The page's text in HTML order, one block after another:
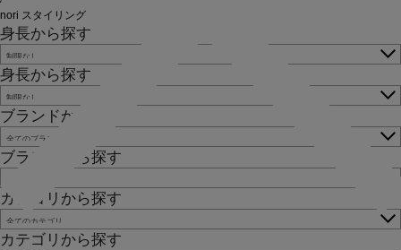
nori スタイリング
身長から探す
身長から探す
ブランドから探す
ブランドから探す
カテゴリから探す
カテゴリから探す